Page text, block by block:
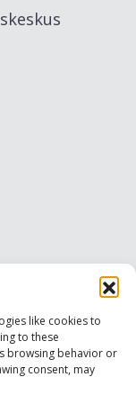
like cookies to
to these
browsing behavior or
consent, may